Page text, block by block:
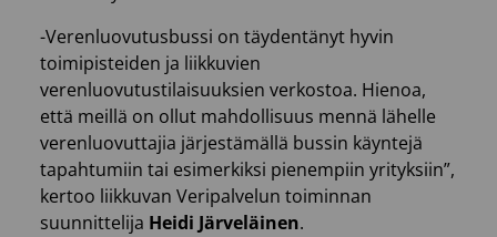
-Verenluovutusbussi on täydentänyt hyvin
toimipisteiden ja liikkuvien
verenluovutustilaisuuksien verkostoa. Hienoa,
että meillä on ollut mahdollisuus mennä lähelle
verenluovuttajia järjestämällä bussin käyntejä
tapahtumiin tai esimerkiksi pienempiin yrityksiin”,
kertoo liikkuvan Veripalvelun toiminnan
suunnittelija Heidi Järveläinen.